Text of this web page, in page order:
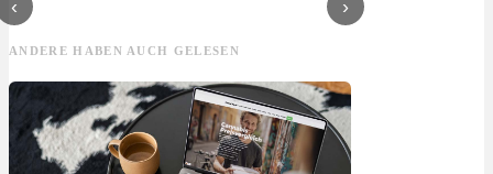
‹ ›
ANDERE HABEN AUCH GELESEN